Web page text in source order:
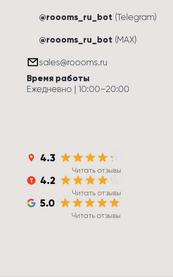
@roooms_ru_bot (Telegram)
@roooms_ru_bot (MAX)
sales@roooms.ru
Время работы
Ежедневно | 10:00–20:00
4.3
Читать отзывы
4.2
Читать отзывы
5.0
Читать отзывы